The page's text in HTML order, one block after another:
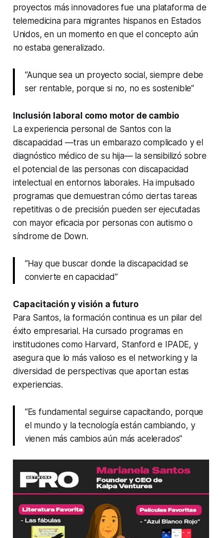
proyectos más innovadores fue una plataforma de
telemedicina para migrantes hispanos en Estados
Unidos, en un momento en que el concepto aún
no estaba generalizado.
“Aunque sea un proyecto social, siempre debe
ser rentable, porque si no, no es sostenible”
Inclusión laboral como motor de cambio
La experiencia personal de Santos con la
discapacidad —tras un embarazo complicado y el
diagnóstico médico de su hija— la sensibilizó sobre
el potencial de las personas con discapacidad
intelectual en entornos laborales. Ha impulsado
programas que demuestran cómo ciertas tareas
repetitivas o de precisión pueden ser ejecutadas
con mayor eficacia por personas con autismo o
síndrome de Down.
“Hay que buscar donde la discapacidad se
convierte en capacidad”
Capacitación y visión a futuro
Para Santos, la formación continua es un pilar del
éxito empresarial. Ha cursado programas en
instituciones como Harvard, Stanford e IPADE, y
asegura que lo más valioso es el networking y la
diversidad de perspectivas que aportan estas
experiencias.
“Es fundamental seguirse capacitando, porque
el mundo y la tecnología están cambiando, y
vienen más cambios aún más acelerados”